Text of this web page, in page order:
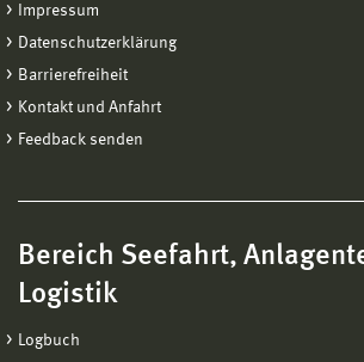
Impressum
Datenschutzerklärung
Barrierefreiheit
Kontakt und Anfahrt
Feedback senden
Bereich Seefahrt,
Logistik
Logbuch